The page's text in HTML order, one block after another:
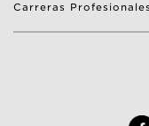
Carreras Profesionales